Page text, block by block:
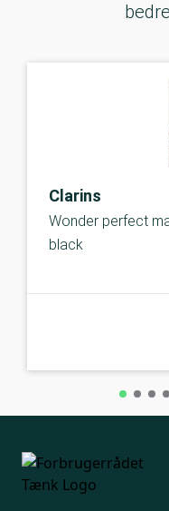
Clarins
Wonder perfect
black
A-kolbe